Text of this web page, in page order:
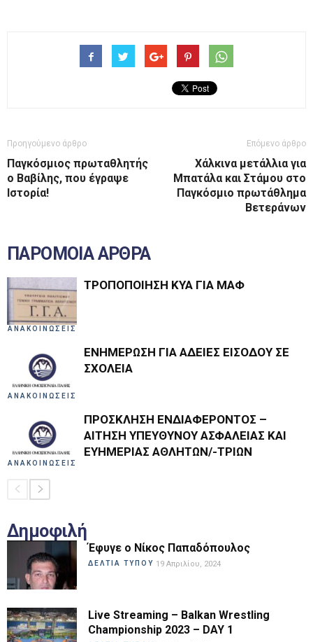
Προηγούμενο άρθρο
Παγκόσμιος πρωταθλητής
ο Βαβίλης, που έγραψε
Ιστορία!
Επόμενο άρθρο
Χάλκινα μετάλλια για
Μπατάλα και Στάμου στο
Παγκόσμιο πρωτάθλημα
Βετεράνων
ΠΑΡΟΜΟΙΑ ΑΡΘΡΑ
ΑΝΑΚΟΙΝΩΣΕΙΣ
ΤΡΟΠΟΠΟΙΗΣΗ ΚΥΑ ΓΙΑ ΜΑΦ
ΑΝΑΚΟΙΝΩΣΕΙΣ
ΕΝΗΜΕΡΩΣΗ ΓΙΑ ΑΔΕΙΕΣ ΕΙΣΟΔΟΥ ΣΕ
ΣΧΟΛΕΙΑ
ΑΝΑΚΟΙΝΩΣΕΙΣ
ΠΡΟΣΚΛΗΣΗ ΕΝΔΙΑΦΕΡΟΝΤΟΣ –
ΑΙΤΗΣΗ ΥΠΕΥΘΥΝΟΥ ΑΣΦΑΛΕΙΑΣ ΚΑΙ
ΕΥΗΜΕΡΙΑΣ ΑΘΛΗΤΩΝ/-ΤΡΙΩΝ
Δημοφιλή
Έφυγε ο Νίκος Παπαδόπουλος
ΔΕΛΤΙΑ ΤΥΠΟΥ 19 Απριλίου, 2024
Live Streaming – Balkan Wrestling
Championship 2023 – DAY 1